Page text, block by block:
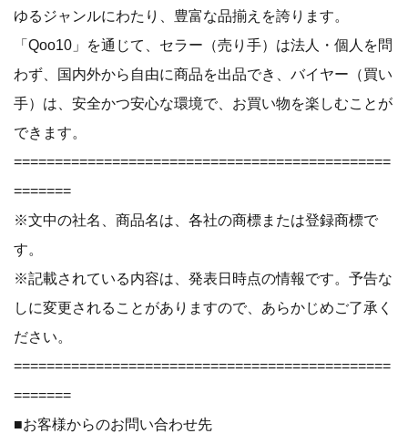
ゆるジャンルにわたり、豊富な品揃えを誇ります。
「Qoo10」を通じて、セラー（売り手）は法人・個人を問
わず、国内外から自由に商品を出品でき、バイヤー（買い
手）は、安全かつ安心な環境で、お買い物を楽しむことが
できます。
==============================================
=======
※文中の社名、商品名は、各社の商標または登録商標で
す。
※記載されている内容は、発表日時点の情報です。予告な
しに変更されることがありますので、あらかじめご了承く
ださい。
==============================================
=======
■お客様からのお問い合わせ先